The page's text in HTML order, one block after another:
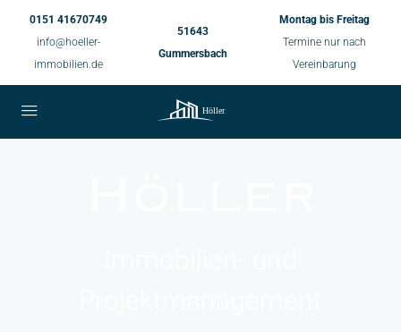
0151 41670749
info@hoeller-
immobilien.de
51643
Gummersbach
Montag bis Freitag
Termine nur nach
Vereinbarung